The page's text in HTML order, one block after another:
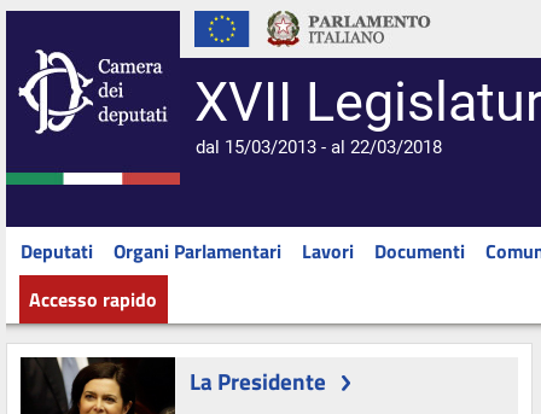
XVII
dal 15/03/2013 - al 22/03/2018
Deputati Organi Parlamentari Lavori Documenti
Accesso rapido
La Presidente